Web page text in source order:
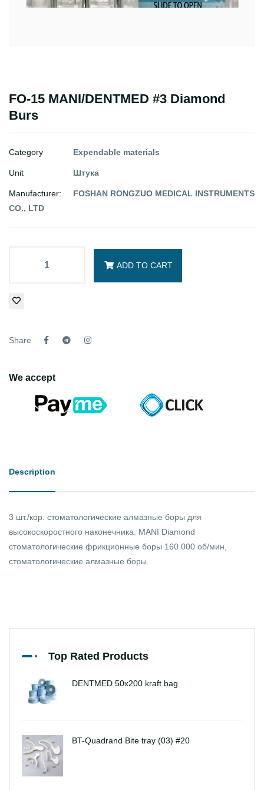
FO-15 MANI/DENTMED #3 Diamond
Burs
Category Expendable materials
Unit Штука
Manufacturer:
FOSHAN RONGZUO MEDICAL INSTRUMENTS
CO., LTD
ADD TO CART
Share
We accept
Description
3 шт./кор. стоматологические алмазные боры для
высокоскоростного наконечника. MANI Diamond
стоматологические фрикционные боры 160 000 об/мин,
стоматологические алмазные боры.
Top Rated Products
DENTMED 50x200 kraft bag
BT-Quadrand Bite tray (03) #20